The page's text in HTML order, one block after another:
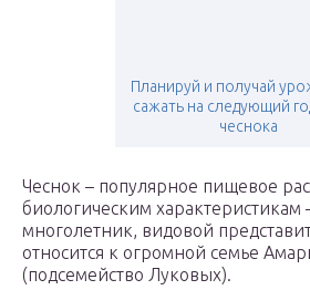
Планируй и получай
сажать на следующий
чеснока
Чеснок – популярное пищевое
биологическим характеристикам
многолетник, видовой
относится к огромной семье
(подсемейство Луковых).